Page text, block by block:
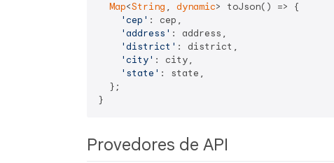
Map<String , dynamic> toJson() => {
'cep' : cep,
'address' : address,
'district' : district,
'city' : city,
'state' : state,
  };
Provedores de API